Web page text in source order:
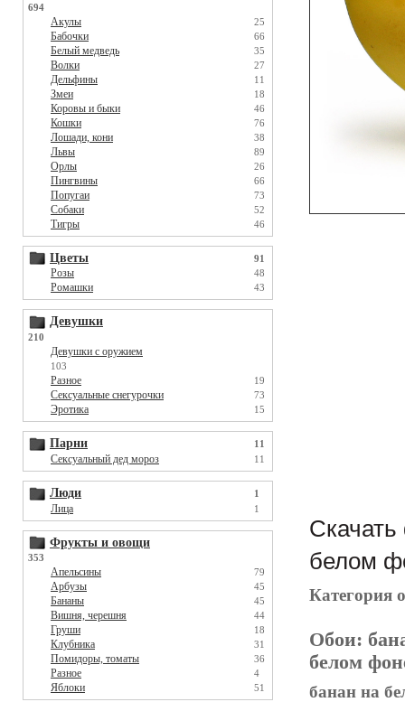
694
Акулы 25
Бабочки 66
Белый медведь 35
Волки 27
Дельфины 11
Змеи 18
Коровы и быки 46
Кошки 76
Лошади, кони 38
Львы 89
Орлы 26
Пингвины 66
Попугаи 73
Собаки 52
Тигры 46
Цветы 91
Розы 48
Ромашки 43
Девушки
210
Девушки с оружием
103
Разное 19
Сексуальные снегурочки 73
Эротика 15
Парни 11
Сексуальный дед мороз 11
Люди 1
Лица 1
Фрукты и овощи
353
Апельсины 79
Арбузы 45
Бананы 45
Вишня, черешня 44
Груши 18
Клубника 31
Помидоры, томаты 36
Разное 4
Яблоки 51
Скачать
белом
Категория
Обои:
белом
банан на